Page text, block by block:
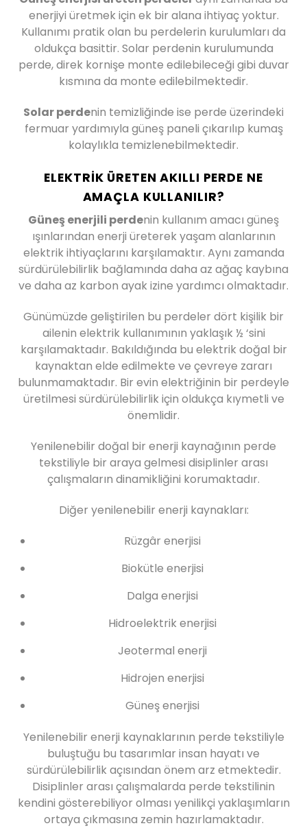
enerjiyi üretmek için ek bir alana ihtiyaç yoktur.
Kullanımı pratik olan bu perdelerin kurulumları da
oldukça basittir. Solar perdenin kurulumunda
perde, direk kornişe monte edilebileceği gibi duvar
kısmına da monte edilebilmektedir.
Solar perdenin temizliğinde ise perde üzerindeki
fermuar yardımıyla güneş paneli çıkarılıp kumaş
kolaylıkla temizlenebilmektedir.
ELEKTRIK ÜRETEN AKILLI PERDE NE
AMAÇLA KULLANILIR?
Güneş enerjili perdenin kullanım amacı güneş
ışınlarından enerji üreterek yaşam alanlarının
elektrik ihtiyaçlarını karşılamaktır. Aynı zamanda
sürdürülebilirlik bağlamında daha az ağaç kaybına
ve daha az karbon ayak izine yardımcı olmaktadır.
Günümüzde geliştirilen bu perdeler dört kişilik bir
ailenin elektrik kullanımının yaklaşık ½ ‘sini
karşılamaktadır. Bakıldığında bu elektrik doğal bir
kaynaktan elde edilmekte ve çevreye zararı
bulunmamaktadır. Bir evin elektriğinin bir perdeyle
üretilmesi sürdürülebilirlik için oldukça kıymetli ve
önemlidir.
Yenilenebilir doğal bir enerji kaynağının perde
tekstiliyle bir araya gelmesi disiplinler arası
çalışmaların dinamikliğini korumaktadır.
Diğer yenilenebilir enerji kaynakları:
Rüzgâr enerjisi
Biokütle enerjisi
Dalga enerjisi
Hidroelektrik enerjisi
Jeotermal enerji
Hidrojen enerjisi
Güneş enerjisi
Yenilenebilir enerji kaynaklarının perde tekstiliyle
buluştuğu bu tasarımlar insan hayatı ve
sürdürülebilirlik açısından önem arz etmektedir.
Disiplinler arası çalışmalarda perde tekstilinin
kendini gösterebiliyor olması yenilikçi yaklaşımların
ortaya çıkmasına zemin hazırlamaktadır.